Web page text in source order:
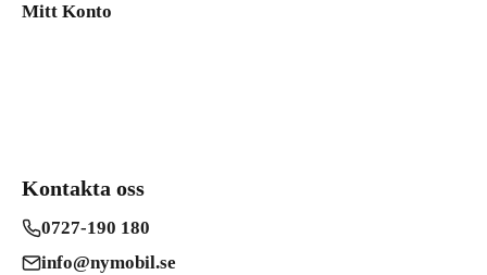
Mitt Konto
Kontakta oss
0727-190 180
info@nymobil.se